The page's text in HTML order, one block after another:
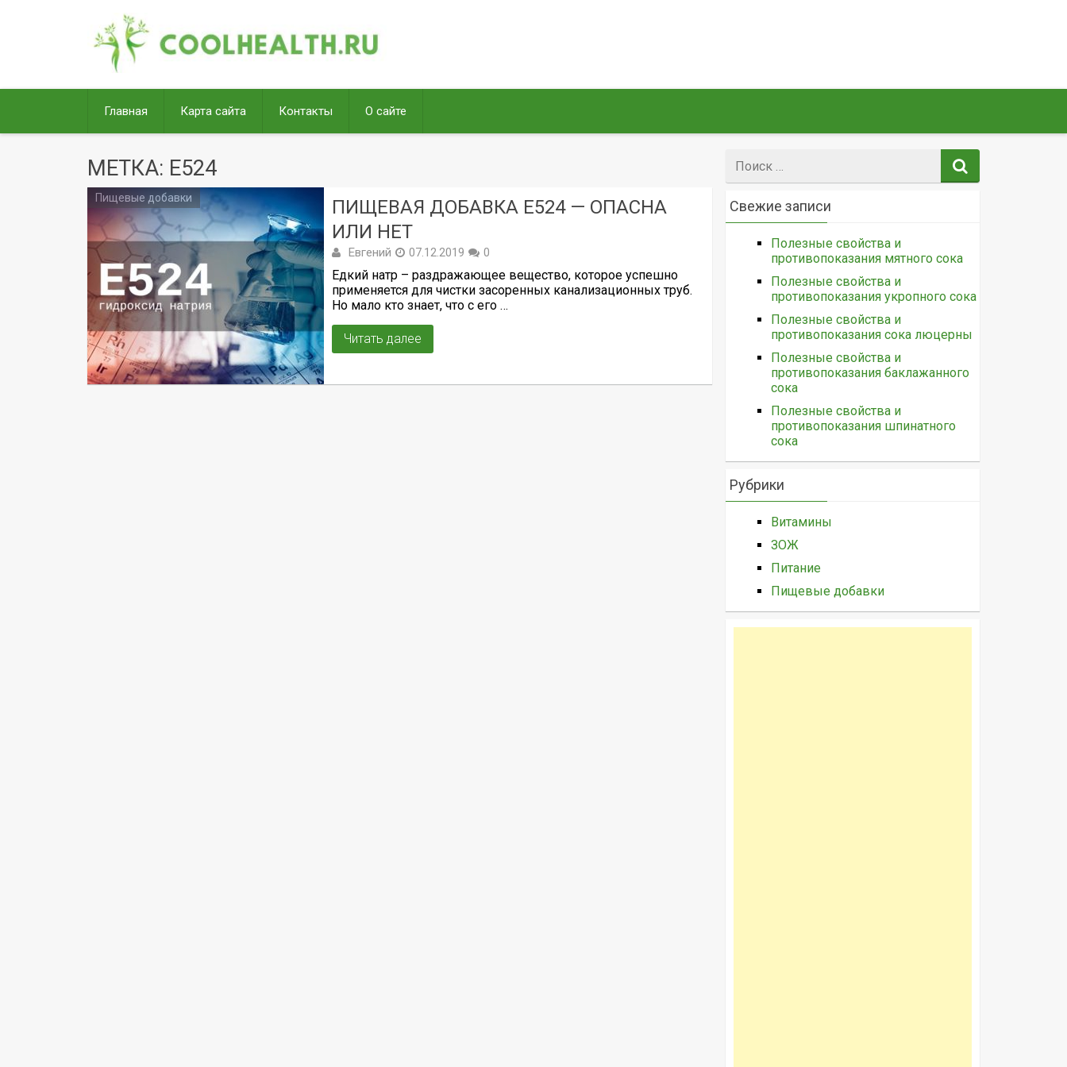
Главная Карта сайта Контакты О сайте
МЕТКА: Е524
Пищевые добавки
ПИЩЕВАЯ ДОБАВКА Е524 — ОПАСНА
ИЛИ НЕТ
Евгений 07.12.2019 0
Едкий натр – раздражающее вещество, которое успешно
применяется для чистки засоренных канализационных труб.
Но мало кто знает, что с его …
Читать далее
Свежие записи
Полезные свойства и
противопоказания мятного сока
Полезные свойства и
противопоказания укропного сока
Полезные свойства и
противопоказания сока люцерны
Полезные свойства и
противопоказания баклажанного
сока
Полезные свойства и
противопоказания шпинатного
сока
Рубрики
Витамины
ЗОЖ
Питание
Пищевые добавки